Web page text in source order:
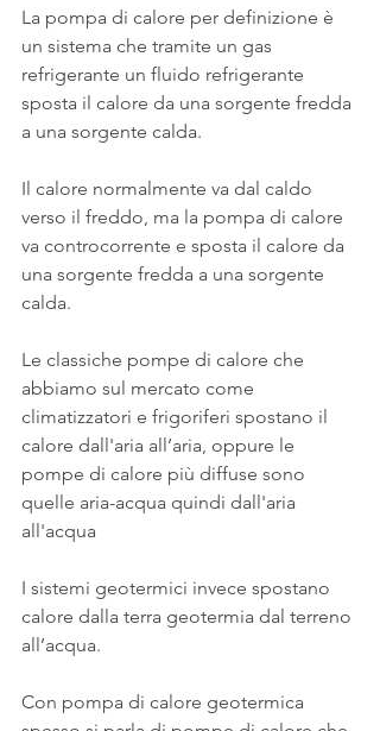
La pompa di calore per definizione è
un sistema che tramite un gas
refrigerante un fluido refrigerante
sposta il calore da una sorgente fredda
a una sorgente calda.
Il calore normalmente va dal caldo
verso il freddo, ma la pompa di calore
va controcorrente e sposta il calore da
una sorgente fredda a una sorgente
calda.
Le classiche pompe di calore che
abbiamo sul mercato come
climatizzatori e frigoriferi spostano il
calore dall'aria all’aria, oppure le
pompe di calore più diffuse sono
quelle aria-acqua quindi dall'aria
all'acqua
I sistemi geotermici invece spostano
calore dalla terra geotermia dal terreno
all’acqua.
Con pompa di calore geotermica